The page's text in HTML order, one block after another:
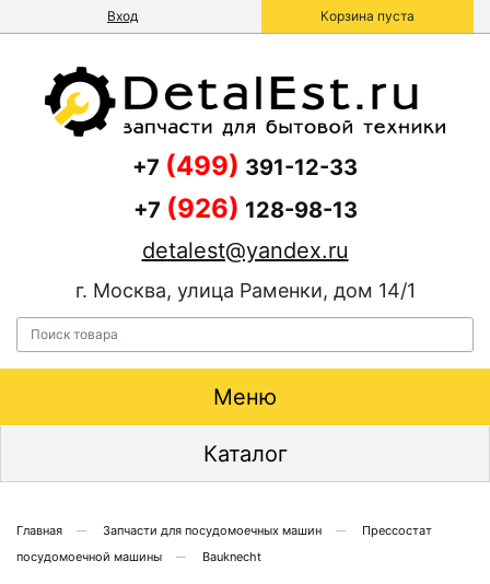
Вход Корзина пуста
+7 (499) 391-12-33
+7 (926) 128-98-13
detalest@yandex.ru
г. Москва, улица Раменки, дом 14/1
Меню
Каталог
Главная Запчасти для посудомоечных машин
Прессостат
посудомоечной машины
Bauknecht